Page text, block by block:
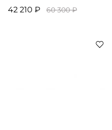
42 210 ₽ 60 300 ₽